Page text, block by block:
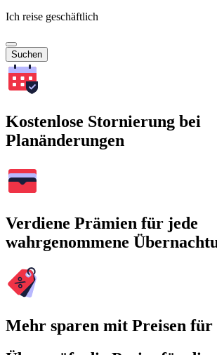
Ich reise geschäftlich
Suchen
Kostenlose Stornierung bei
Planänderungen
Verdiene Prämien für jede
wahrgenommene
Mehr sparen mit Preisen